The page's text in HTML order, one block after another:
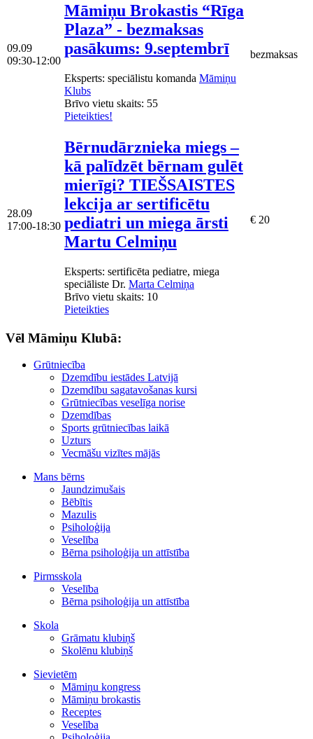
09.09
09:30-12:00
Māmiņu Brokastis “Rīga
Plaza” - bezmaksas
pasākums: 9.septembrī
Eksperts: speciālistu komanda Māmiņu
Klubs
Brīvo vietu skaits: 55
Pieteikties!
bezmaksas
28.09
17:00-18:30
Bērnudārznieka miegs –
kā palīdzēt bērnam gulēt
mierīgi? TIEŠSAISTES
lekcija ar sertificētu
pediatri un miega ārsti
Martu Celmiņu
Eksperts: sertificēta pediatre, miega
speciāliste Dr. Marta Celmiņa
Brīvo vietu skaits: 10
Pieteikties
€ 20
Vēl Māmiņu Klubā:
Grūtniecība
Dzemdību iestādes Latvijā
Dzemdību sagatavošanas kursi
Grūtniecības veselīga norise
Dzemdības
Sports grūtniecības laikā
Uzturs
Vecmāšu vizītes mājās
Mans bērns
Jaundzimušais
Bēbītis
Mazulis
Psiholoģija
Veselība
Bērna psiholoģija un attīstība
Pirmsskola
Veselība
Bērna psiholoģija un attīstība
Skola
Grāmatu klubiņš
Skolēnu klubiņš
Sievietēm
Māmiņu kongress
Māmiņu brokastis
Receptes
Veselība